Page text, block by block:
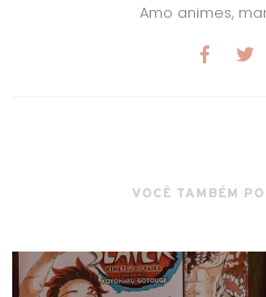
Amo animes,
VOCÊ TAMBÉM